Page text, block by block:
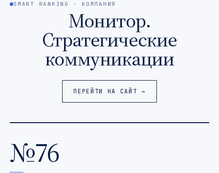
SMART RANKING · КОМПАНИЯ
Монитор.
Стратегические
коммуникации
ПЕРЕЙТИ НА САЙТ →
№76